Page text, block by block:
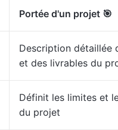
Portée d'un projet 🎯
Description détaillée
et des livrables du
Définit les limites et
du projet